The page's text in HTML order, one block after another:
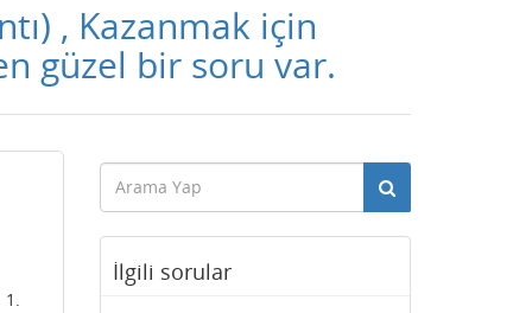
, Kazanmak için
güzel bir soru var.
1.
İlgili sorular